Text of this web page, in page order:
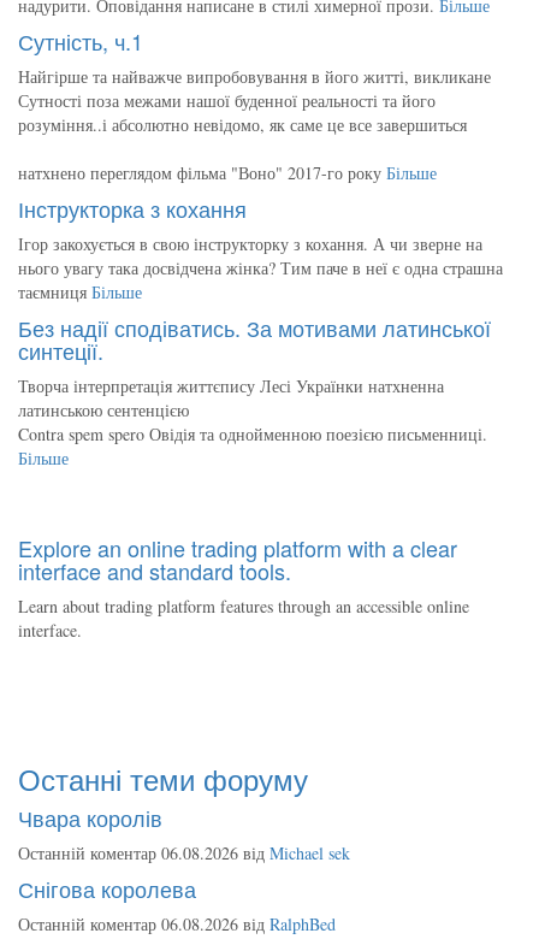
надурити. Оповідання написане в стилі химерної прози. Більше
Сутність, ч.1
Найгірше та найважче випробовування в його житті, викликане
Сутності поза межами нашої буденної реальності та його
розуміння..і абсолютно невідомо, як саме це все завершиться
натхнено переглядом фільма "Воно" 2017-го року Більше
Інструкторка з кохання
Ігор закохується в свою інструкторку з кохання. А чи зверне на
нього увагу така досвідчена жінка? Тим паче в неї є одна страшна
таємниця Більше
Без надії сподіватись. За мотивами латинської
синтеції.
Творча інтерпретація життєпису Лесі Українки натхненна
латинською сентенцією
Contra spem spero Овідія та однойменною поезією письменниці.
Більше
Explore an online trading platform with a clear
interface and standard tools.
Learn about trading platform features through an accessible online
interface.
Останні теми форуму
Чвара королів
Останній коментар 06.08.2026 від Michael sek
Снігова королева
Останній коментар 06.08.2026 від RalphBed